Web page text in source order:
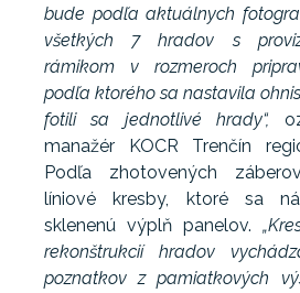
bude podľa aktuálnych
všetkých 7 hradov s
rámikom v rozmeroch
podľa ktorého sa nastavila
fotili sa jednotlivé hrady“,
manažér KOCR Trenčín
Podľa zhotovených
líniové kresby, ktoré sa
sklenenú výplň panelov.
rekonštrukcií hradov
poznatkov z pamiatkových